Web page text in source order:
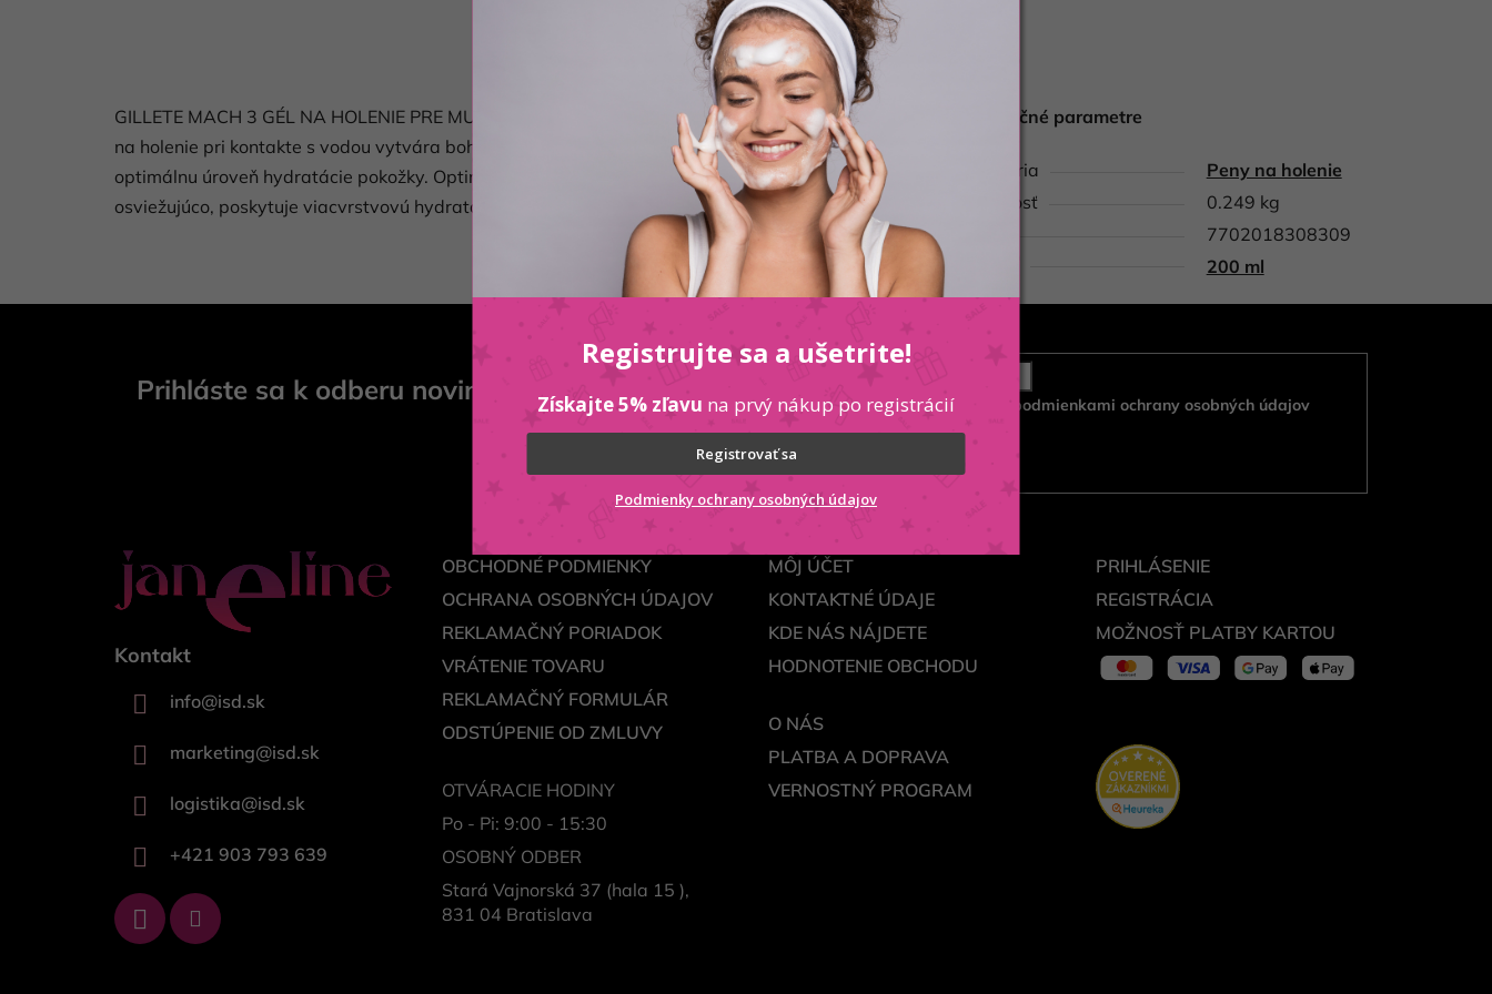
Diskusia
GILLETE MACH 3 GÉL NA HOLENIE PRE MUŽOV EXTRA COMFORT 200 ml GILLETE MACH 3 gél
na holenie pri kontakte s vodou vytvára bohatú, upokojujúcu penu, ktorá pomáha udržiavať
optimálnu úroveň hydratácie pokožky. Optimalizované chladivé zloženie pôsobí na pokožku
osviežujúco, poskytuje viacvrstvovú hydratáciu a dokonalý sklz holiaceho strojčeka pri holení.
Dodatočné parametre
Kategória
Peny na holenie
Hmotnosť
0.249 kg
7702018308309
200 ml
Prihláste sa k odberu noviniek Vložením e-mailu súhlasíte s podmienkami ochrany osobných údajov
SA
Kontakt
info@isd.sk
marketing@isd.sk
logistika@isd.sk
+421 903 793 639
OBCHODNÉ PODMIENKY
OCHRANA OSOBNÝCH ÚDAJOV
REKLAMAČNÝ PORIADOK
VRÁTENIE TOVARU
REKLAMAČNÝ FORMULÁR
ODSTÚPENIE OD ZMLUVY
OTVÁRACIE HODINY
Po - Pi: 9:00 - 15:30
OSOBNÝ ODBER
Stará Vajnorská 37 (hala 15 ),
831 04 Bratislava
MÔJ ÚČET
KONTAKTNÉ ÚDAJE
KDE NÁS NÁJDETE
HODNOTENIE OBCHODU
O NÁS
PLATBA A DOPRAVA
VERNOSTNÝ PROGRAM
PRIHLÁSENIE
REGISTRÁCIA
MOŽNOSŤ PLATBY KARTOU
Registrujte sa a ušetrite!
Získajte 5% zľavu na prvý nákup po registrácií
Registrovať sa
Podmienky ochrany osobných údajov